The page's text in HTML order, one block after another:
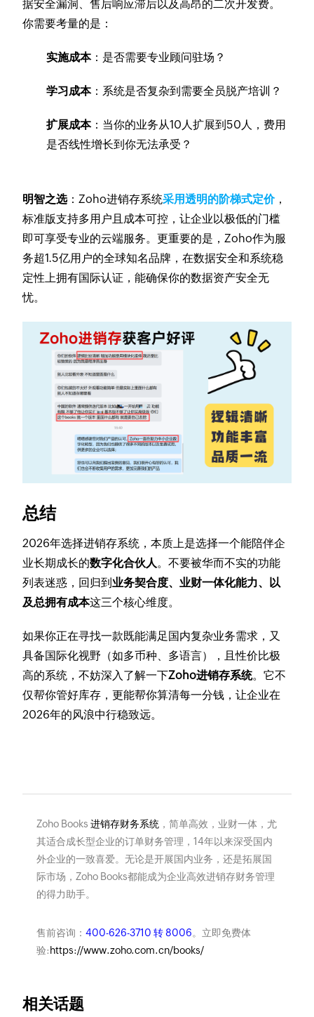
据安全漏洞、售后响应滞后以及高昂的二次开发费。
你需要考量的是：
实施成本：是否需要专业顾问驻场？
学习成本：系统是否复杂到需要全员脱产培训？
扩展成本：当你的业务从10人扩展到50人，费用
是否线性增长到你无法承受？
明智之选：Zoho进销存系统采用透明的阶梯式定价，
标准版支持多用户且成本可控，让企业以极低的门槛
即可享受专业的云端服务。更重要的是，Zoho作为服
务超1.5亿用户的全球知名品牌，在数据安全和系统稳
定性上拥有国际认证，能确保你的数据资产安全无
忧。
总结
2026年选择进销存系统，本质上是选择一个能陪伴企
业长期成长的数字化合伙人。不要被华而不实的功能
列表迷惑，回归到业务契合度、业财一体化能力、以
及总拥有成本这三个核心维度。
如果你正在寻找一款既能满足国内复杂业务需求，又
具备国际化视野（如多币种、多语言），且性价比极
高的系统，不妨深入了解一下Zoho进销存系统。它不
仅帮你管好库存，更能帮你算清每一分钱，让企业在
2026年的风浪中行稳致远。
Zoho Books 进销存财务系统，简单高效，业财一体，尤
其适合成长型企业的订单财务管理，14年以来深受国内
外企业的一致喜爱。无论是开展国内业务，还是拓展国
际市场，Zoho Books都能成为企业高效进销存财务管理
的得力助手。
售前咨询： 400-626-3710 转 8006。立即免费体
验: https://www.zoho.com.cn/books/
相关话题